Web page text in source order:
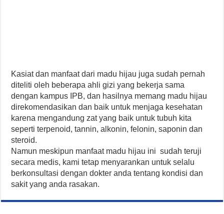
Kasiat dan manfaat dari madu hijau juga sudah pernah
diteliti oleh beberapa ahli gizi yang bekerja sama
dengan kampus IPB, dan hasilnya memang madu hijau
direkomendasikan dan baik untuk menjaga kesehatan
karena mengandung zat yang baik untuk tubuh kita
seperti terpenoid, tannin, alkonin, felonin, saponin dan
steroid.
Namun meskipun manfaat madu hijau ini sudah teruji
secara medis, kami tetap menyarankan untuk selalu
berkonsultasi dengan dokter anda tentang kondisi dan
sakit yang anda rasakan.